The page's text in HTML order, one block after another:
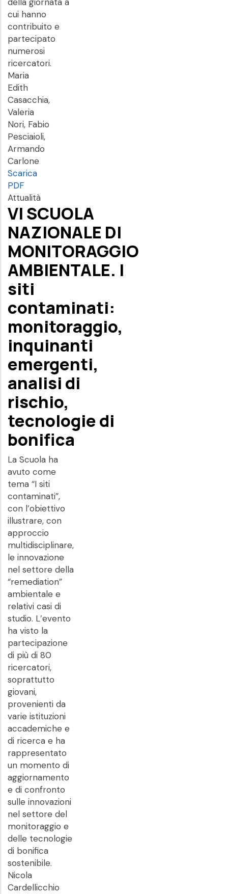
cui hanno
contribuito e
partecipato
numerosi
ricercatori.
Maria
Edith
Casacchia,
Valeria
Nori, Fabio
Pesciaioli,
Armando
Carlone
Scarica
PDF
Attualità
VI SCUOLA
NAZIONALE DI
MONITORAGGIO
AMBIENTALE. I
siti
contaminati:
monitoraggio,
inquinanti
emergenti,
analisi di
rischio,
tecnologie di
bonifica
La Scuola ha
avuto come
tema “I siti
contaminati”,
con l’obiettivo
illustrare, con
approccio
multidisciplinare,
le innovazione
nel settore della
“remediation”
ambientale e
relativi casi di
studio. L’evento
ha visto la
partecipazione
di più di 80
ricercatori,
soprattutto
giovani,
provenienti da
varie istituzioni
accademiche e
di ricerca e ha
rappresentato
un momento di
aggiornamento
e di confronto
sulle innovazioni
nel settore del
monitoraggio e
delle tecnologie
di bonifica
sostenibile.
Nicola
Cardellicchio